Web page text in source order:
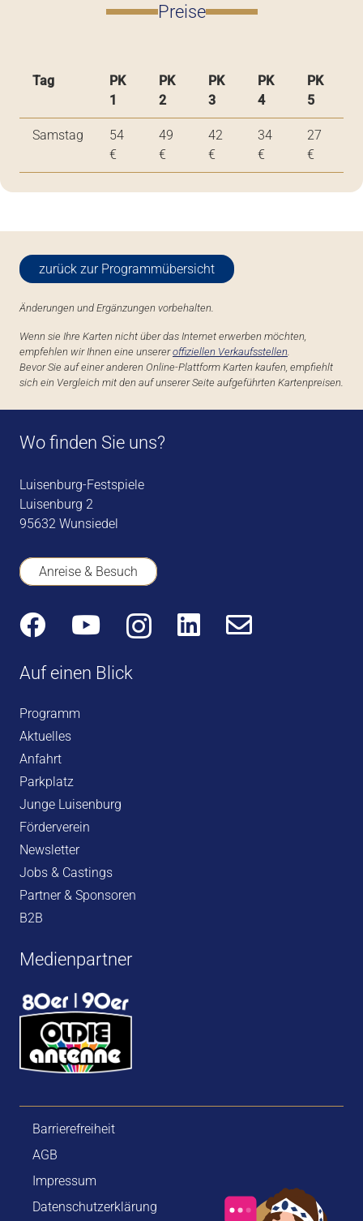
Preise
Tag
PK
1
PK
2
PK
3
PK
4
PK
5
Samstag
54
€
49
€
42
€
34
€
27
€
zurück zur Programmübersicht
Änderungen und Ergänzungen vorbehalten.
Wenn sie Ihre Karten nicht über das Internet erwerben möchten,
empfehlen wir Ihnen eine unsereroffiziellen Verkaufsstellen.
Bevor Sie auf einer anderen Online-Plattform Karten kaufen, empfiehlt
sich ein Vergleich mit den auf unserer Seite aufgeführten Kartenpreisen.
Wo finden Sie uns?
Luisenburg-Festspiele
Luisenburg 2
95632 Wunsiedel
Anreise & Besuch
Auf einen Blick
Programm
Aktuelles
Anfahrt
Parkplatz
Junge Luisenburg
Förderverein
Newsletter
Jobs & Castings
Partner & Sponsoren
B2B
Medienpartner
Barrierefreiheit
AGB
Impressum
Datenschutzerklärung